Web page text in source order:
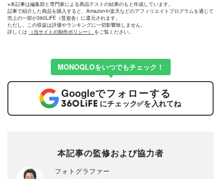
※本記事は編集部と専門家による商品テストの結果のもと作成しています。
記事で紹介した商品を購入すると、Amazonや楽天などのアフィリエイトプログラムを通じて
売上の一部が360LiFE（晋遊舎）に還元されます。
ただし、この収益は評価やランキングに一切影響致しません。
詳しくは
（当サイトの制作ポリシー） をご覧ください。
MONOQLOをいつでもチェック！
Googleでフォローする
にチェック✅を入れてね
本記事の監修および協力者
フォトグラファー